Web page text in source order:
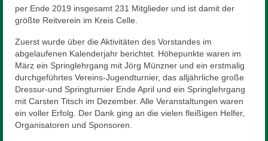
Mitglied werden
Sponsor werden
Reiten
Unterricht
Schulpferde
per Ende 2019 insgesamt 231 Mitglieder und ist damit der
größte Reitverein im Kreis Celle.
Zuerst wurde über die Aktivitäten des Vorstandes im
abgelaufenen Kalenderjahr berichtet. Höhepunkte waren im
März ein Springlehrgang mit Jörg Münzner und ein erstmalig
durchgeführtes Vereins-Jugendturnier, das alljährliche große
Dressur-und Springturnier Ende April und ein Springlehrgang
mit Carsten Titsch im Dezember. Alle Veranstaltungen waren
ein voller Erfolg. Der Dank ging an die vielen fleißigen Helfer,
Organisatoren und Sponsoren.